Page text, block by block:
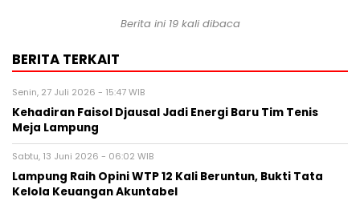
Berita ini 19 kali dibaca
BERITA TERKAIT
Senin, 27 Juli 2026 - 15:47 WIB
Kehadiran Faisol Djausal Jadi Energi Baru Tim Tenis
Meja Lampung
Sabtu, 13 Juni 2026 - 06:02 WIB
Lampung Raih Opini WTP 12 Kali Beruntun, Bukti Tata
Kelola Keuangan Akuntabel